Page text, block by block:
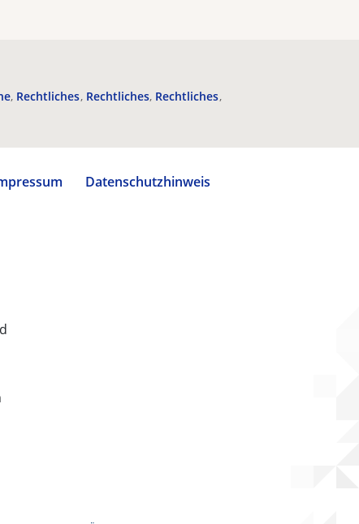
Rechtliches Rechtliches Rechtliches
Datenschutzhinweis